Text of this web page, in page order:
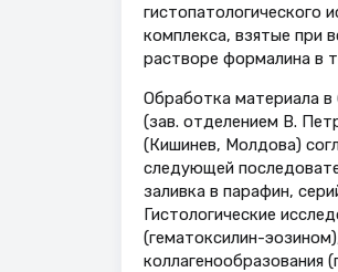
гистопатологического
комплекса, взятые при
растворе формалина в
Обработка материала в
(зав. отделением В.
(Кишинев, Молдова)
следующей
заливка в парафин,
Гистологические
(гематоксилин-
коллагенообразования